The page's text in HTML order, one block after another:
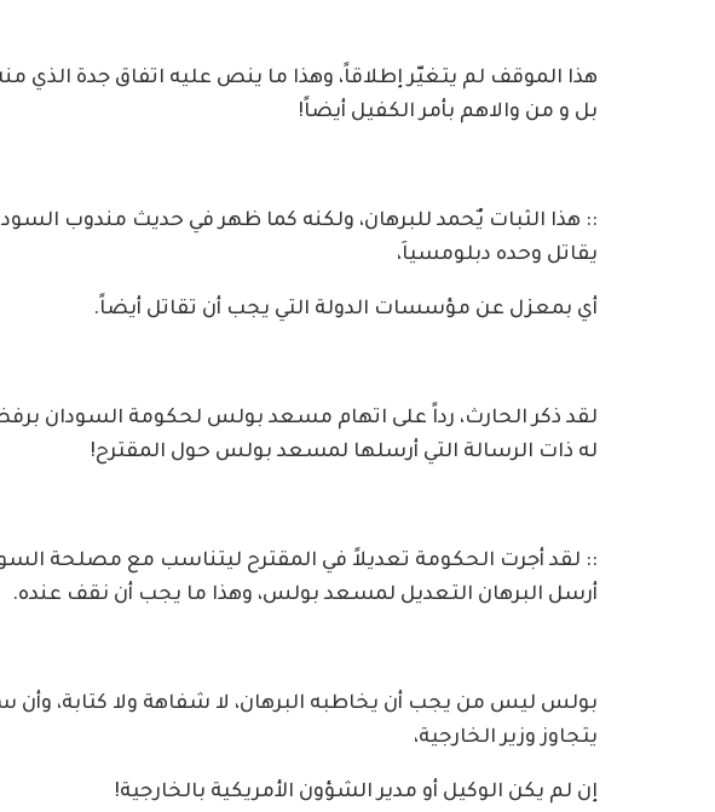
هذا الموقف لم يتغيّر إطلاقاً، وهذا ما ينص عليه اتفاق جدة الذي
بل و من والاهم بأمر الكفيل أيضاً!
:: هذا الثبات يٌحمد للبرهان، ولكنه كما ظهر في حديث مندوب
يقاتل وحده دبلومسياَ،
أي بمعزل عن مؤسسات الدولة التي يجب أن تقاتل أيضاً.
لقد ذكر الحارث، رداً على اتهام مسعد بولس لحكومة السودان
له ذات الرسالة التي أرسلها لمسعد بولس حول المقترح!
:: لقد أجرت الحكومة تعديلاً في المقترح ليتناسب مع مصلحة
أرسل البرهان التعديل لمسعد بولس، وهذا ما يجب أن نقف عنده.
بولس ليس من يجب أن يخاطبه البرهان، لا شفاهة ولا كتابة،
يتجاوز وزير الخارجية،
إن لم يكن الوكيل أو مدير الشؤون الأمريكية بالخارجية!